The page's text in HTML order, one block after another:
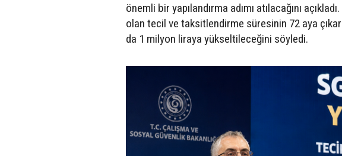
önemli bir yapılandırma adımı atılacağını
olan tecil ve taksitlendirme süresinin 72 aya
da 1 milyon liraya yükseltileceğini söyledi.